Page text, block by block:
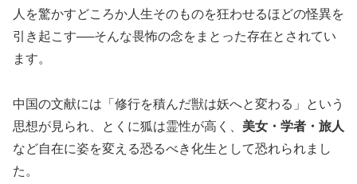
人を驚かすどころか人生そのものを狂わせるほどの怪異を
引き起こす──そんな畏怖の念をまとった存在とされてい
ます。
中国の文献には「修行を積んだ獣は妖へと変わる」という
思想が見られ、とくに狐は霊性が高く、 美女・学者・旅人
など自在に姿を変える恐るべき化生として恐れられまし
た。